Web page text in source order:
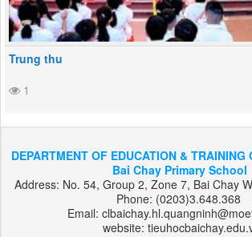
Trung thu
1
DEPARTMENT OF EDUCATION & TRAINING
Address: No. 54, Group 2, Zone 7, Bai Chay
Phone: (0203)3.648.368
Email:
website: tieuhocbaichay.edu.vn
Designed by:XuanThinhMedia